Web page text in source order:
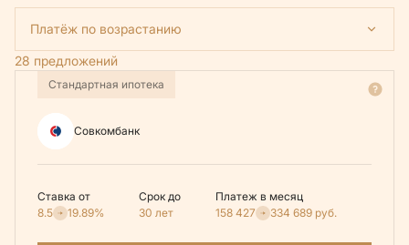
Платёж по возрастанию
28 предложений
Стандартная ипотека
Совкомбанк
Ставка от
8.5
19.89%
Срок до
30 лет
Платеж в месяц
158 427
334 689 руб.